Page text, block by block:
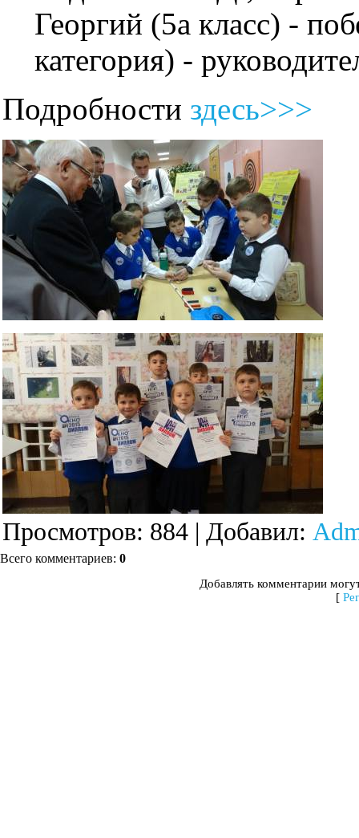
Георгий (5а класс) -
категория) -
Подробности здесь>>>
Просмотров: 884 | Добавил:
Всего комментариев: 0
Добавлять комментарии
[